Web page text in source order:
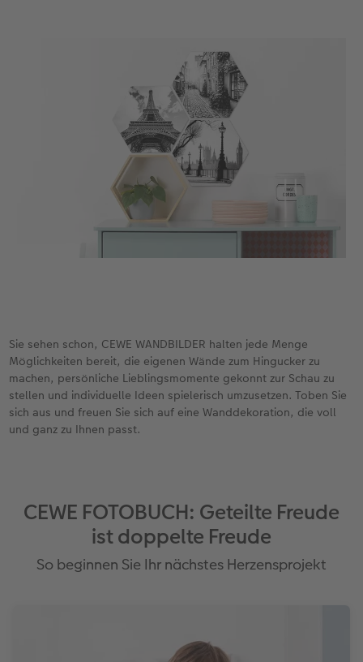
Sie sehen schon, CEWE WANDBILDER halten jede Menge
Möglichkeiten bereit, die eigenen Wände zum Hingucker zu
machen, persönliche Lieblingsmomente gekonnt zur Schau zu
stellen und individuelle Ideen spielerisch umzusetzen. Toben Sie
sich aus und freuen Sie sich auf eine Wanddekoration, die voll
und ganz zu Ihnen passt.
CEWE FOTOBUCH: Geteilte Freude
ist doppelte Freude
So beginnen Sie Ihr nächstes Herzensprojekt